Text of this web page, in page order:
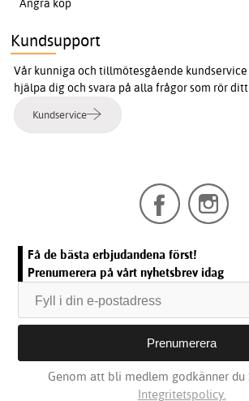
Ångra köp
Kundsupport
Vår kunniga och tillmötesgående
hjälpa dig och svara på alla frågor som rör
Kundservice
Få de bästa erbjudandena först!
Prenumerera på vårt nyhetsbrev idag
Genom att bli medlem godkänner du
Integritetspolicy.